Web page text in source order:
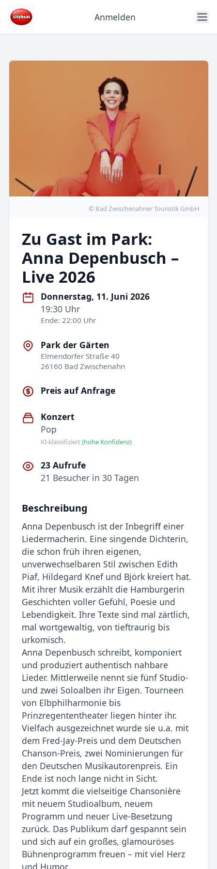
Anmelden
© Bad Zwischenahner Touristik GmbH
Zu Gast im Park:
Anna Depenbusch –
Live 2026
Donnerstag, 11. Juni 2026
19:30 Uhr
Ende: 22:00 Uhr
Park der Gärten
Elmendorfer Straße 40
26160 Bad Zwischenahn
Preis auf Anfrage
Konzert
Pop
KI-klassifiziert(hohe Konfidenz)
23 Aufrufe
21 Besucher in 30 Tagen
Beschreibung
Anna Depenbusch ist der Inbegriff einer
Liedermacherin. Eine singende Dichterin,
die schon früh ihren eigenen,
unverwechselbaren Stil zwischen Edith
Piaf, Hildegard Knef und Björk kreiert hat.
Mit ihrer Musik erzählt die Hamburgerin
Geschichten voller Gefühl, Poesie und
Lebendigkeit. Ihre Texte sind mal zärtlich,
mal wortgewaltig, von tieftraurig bis
urkomisch.
Anna Depenbusch schreibt, komponiert
und produziert authentisch nahbare
Lieder. Mittlerweile nennt sie fünf Studio-
und zwei Soloalben ihr Eigen. Tourneen
von Elbphilharmonie bis
Prinzregententheater liegen hinter ihr.
Vielfach ausgezeichnet wurde sie u.a. mit
dem Fred-Jay-Preis und dem Deutschen
Chanson-Preis, zwei Nominierungen für
den Deutschen Musikautorenpreis. Ein
Ende ist noch lange nicht in Sicht.
Jetzt kommt die vielseitige Chansonière
mit neuem Studioalbum, neuem
Programm und neuer Live-Besetzung
zurück. Das Publikum darf gespannt sein
und sich auf ein großes, glamouröses
Bühnenprogramm freuen – mit viel Herz
und Humor.